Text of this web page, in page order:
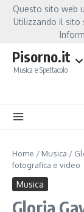
Salta al contenuto
Hot News
Fiorella
Pisorno.it
Musica e Spettacolo
Home / Musica /
fotografica e video
Musica
Gloria
Questo sito web
Utilizzando il sito